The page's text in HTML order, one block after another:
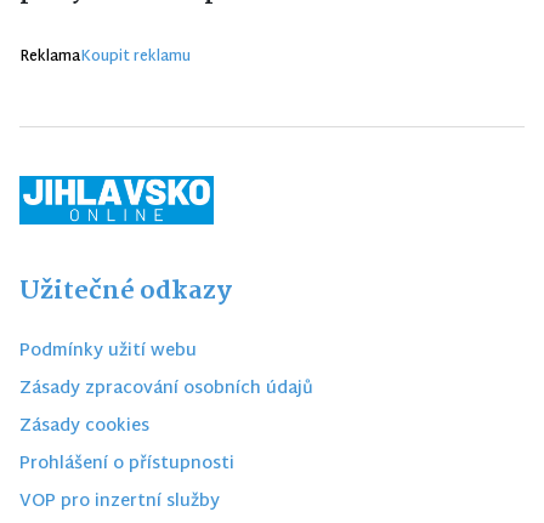
ReklamaKoupit reklamu
Užitečné odkazy
Podmínky užití webu
Zásady zpracování osobních údajů
Zásady cookies
Prohlášení o přístupnosti
VOP pro inzertní služby